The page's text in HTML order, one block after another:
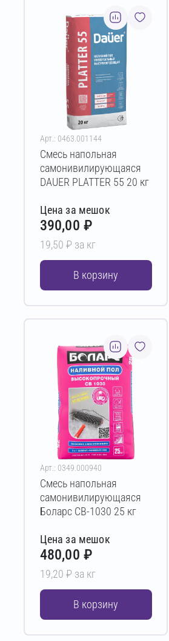
Арт.: 0463.001144
Смесь напольная
самонивилирующаяся
DAUER PLATTER 55 20 кг
Цена за мешок
390,00 ₽
19,50 ₽ за кг
В корзину
Арт.: 0349.000940
Смесь напольная
самонивилирующаяся
Боларс СВ-1030 25 кг
Цена за мешок
480,00 ₽
19,20 ₽ за кг
В корзину